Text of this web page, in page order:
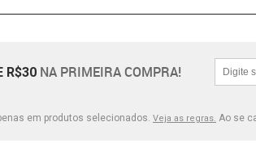
R$30 NA PRIMEIRA COMPRA!
em produtos selecionados. Veja as regras. Ao se